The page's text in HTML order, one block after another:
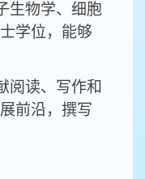
物学、细胞
学位，能够
读、写作和
前沿，撰写